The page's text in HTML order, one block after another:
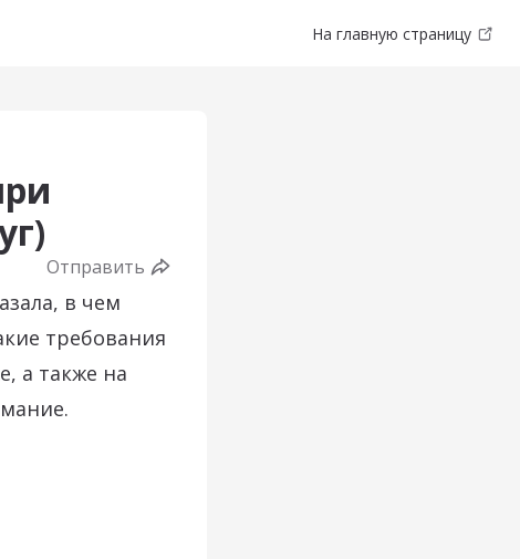
На главную страницу
Отправить
в чем
требования
а также на